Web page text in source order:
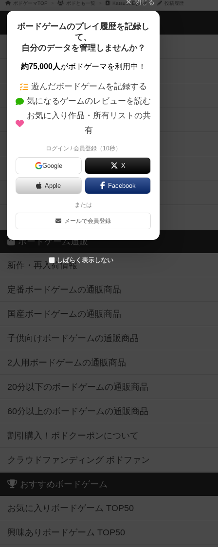
ボドゲーマTOP ボドとも一覧 Katsumi Egawa 投稿履歴
閉じる
ボードゲームのプレイ履歴を記録し
て、
自分のデータを管理しませんか？
約75,000人がボドゲーマを利用中！
遊んだボードゲームを記録する
気になるゲームのレビューを読む
お気に入り作品・所有リストの共
有
ログイン / 会員登録（10秒）
Google X
Apple Facebook
または
メールで会員登録
しばらく表示しない
ボドゲーマTOP
ボードゲームを検索する
ボードゲームの新着レビュー
ボードゲーム会情報
メカニクス特集
掲示板・トピックス
ボドとも・会員一覧
ボードゲーム業界コラム
ボドゲーマご利用案内
ボードゲーム通販
新作・再入荷情報
定番ボードゲームの通販商品
国産ボードゲームの通販商品
子供向けボードゲームの通販商品
2人用ボードゲームの通販商品
20分以下のボードゲームの通販商品
60分以上のボードゲームの通販商品
割引購入！ボドクーポンについて
クラウドファンディング ボドファン
おすすめボードゲーム
お気に入りボードゲーム TOP50
興味ありボードゲーム TOP50